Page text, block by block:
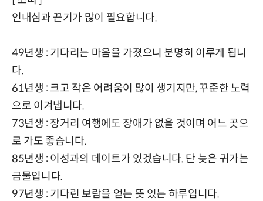
인내심과 끈기가 많이 필요합니다.
49년생 : 기다리는 마음을 가졌으니 분명히 이루게 됩니
다.
61년생 : 크고 작은 어려움이 많이 생기지만, 꾸준한 노력
으로 이겨냅니다.
73년생 : 장거리 여행에도 장애가 없을 것이며 어느 곳으
로 가도 좋습니다.
85년생 : 이성과의 데이트가 있겠습니다. 단 늦은 귀가는
금물입니다.
97년생 : 기다린 보람을 얻는 뜻 있는 하루입니다.